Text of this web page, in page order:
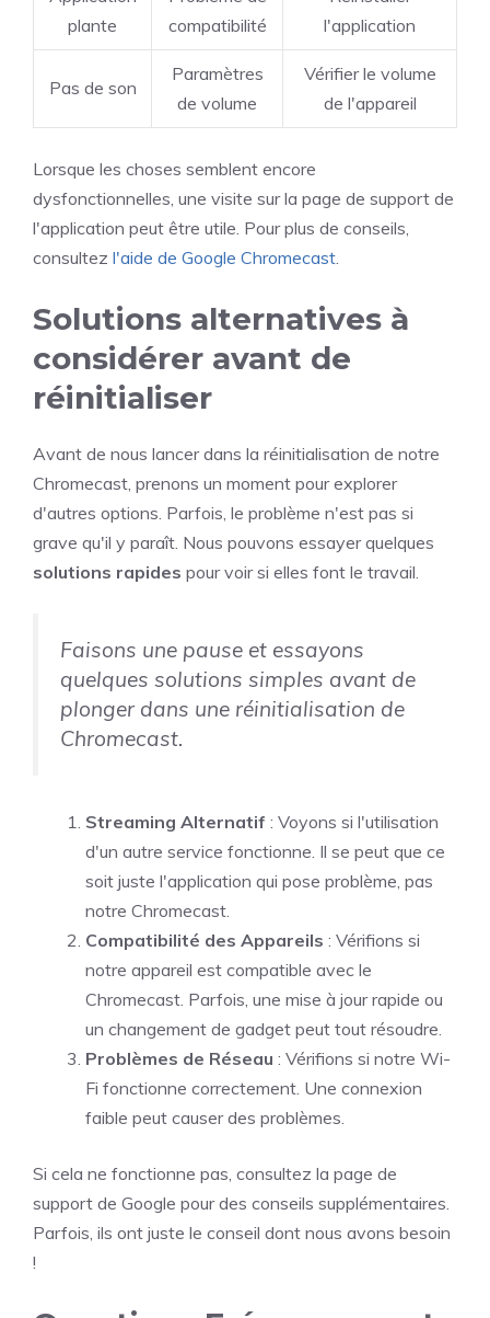
plante
compatibilité
l'application
Pas de son
Paramètres
de volume
Vérifier le volume
de l'appareil
Lorsque les choses semblent encore
dysfonctionnelles, une visite sur la page de support de
l'application peut être utile. Pour plus de conseils,
consultez l'aide de Google Chromecast.
Solutions alternatives à
considérer avant de
réinitialiser
Avant de nous lancer dans la réinitialisation de notre
Chromecast, prenons un moment pour explorer
d'autres options. Parfois, le problème n'est pas si
grave qu'il y paraît. Nous pouvons essayer quelques
solutions rapides pour voir si elles font le travail.
Faisons une pause et essayons
quelques solutions simples avant de
plonger dans une réinitialisation de
Chromecast.
Streaming Alternatif : Voyons si l'utilisation
d'un autre service fonctionne. Il se peut que ce
soit juste l'application qui pose problème, pas
notre Chromecast.
Compatibilité des Appareils : Vérifions si
notre appareil est compatible avec le
Chromecast. Parfois, une mise à jour rapide ou
un changement de gadget peut tout résoudre.
Problèmes de Réseau : Vérifions si notre Wi-
Fi fonctionne correctement. Une connexion
faible peut causer des problèmes.
Si cela ne fonctionne pas, consultez la page de
support de Google pour des conseils supplémentaires.
Parfois, ils ont juste le conseil dont nous avons besoin
!